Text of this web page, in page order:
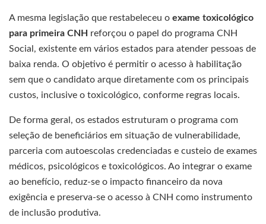
A mesma legislação que restabeleceu o exame toxicológico
para primeira CNH reforçou o papel do programa CNH
Social, existente em vários estados para atender pessoas de
baixa renda. O objetivo é permitir o acesso à habilitação
sem que o candidato arque diretamente com os principais
custos, inclusive o toxicológico, conforme regras locais.
De forma geral, os estados estruturam o programa com
seleção de beneficiários em situação de vulnerabilidade,
parceria com autoescolas credenciadas e custeio de exames
médicos, psicológicos e toxicológicos. Ao integrar o exame
ao benefício, reduz-se o impacto financeiro da nova
exigência e preserva-se o acesso à CNH como instrumento
de inclusão produtiva.